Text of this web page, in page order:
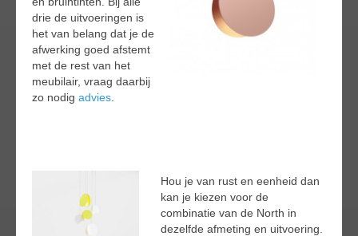
drie de uitvoeringen is
het van belang dat je de
afwerking goed afstemt
met de rest van het
meubilair, vraag daarbij
zo nodig advies
Hou je van rust en eenheid dan
kan je kiezen voor de
combinatie van de North in
dezelfde afmeting en uitvoering.